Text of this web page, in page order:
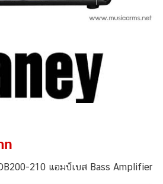
ท
210 แอมป์เบส Bass Amplifier